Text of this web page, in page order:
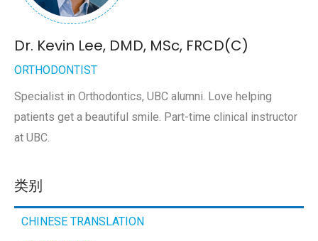
Dr. Kevin Lee, DMD, MSc, FRCD(C)
ORTHODONTIST
Specialist in Orthodontics, UBC alumni. Love helping
patients get a beautiful smile. Part-time clinical instructor
at UBC.
类别
CHINESE TRANSLATION